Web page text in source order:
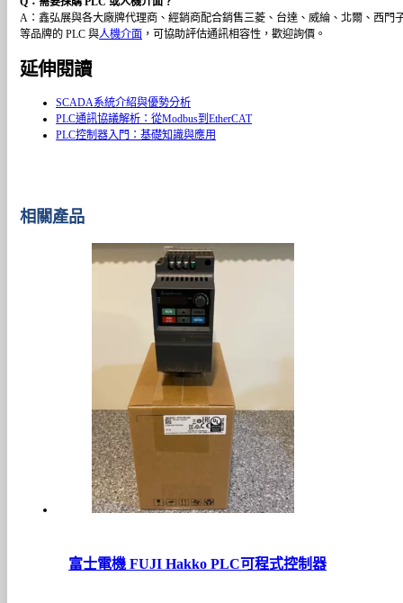
A：鑫弘展與各大廠牌代理商、經銷商配合銷售三菱、台達、威綸、北爾、西門
等品牌的 PLC 與人機介面 ，可協助評估通訊相容性，歡迎詢價。
延伸閱讀
SCADA系統介紹與優勢分析
PLC通訊協議解析：從Modbus到EtherCAT
PLC控制器入門：基礎知識與應用
相關產品
富士電機 FUJI Hakko PLC可程式控制器